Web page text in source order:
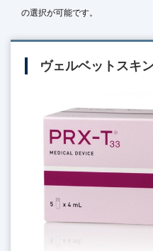
の選択が可能です。
ヴェルベットスキ